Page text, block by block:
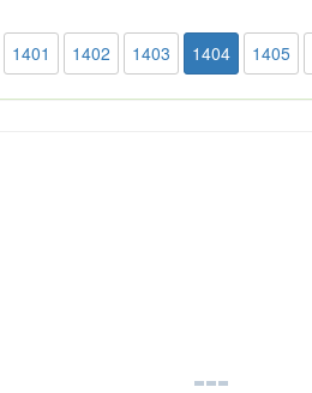
1401 1402 1403 1404 1405